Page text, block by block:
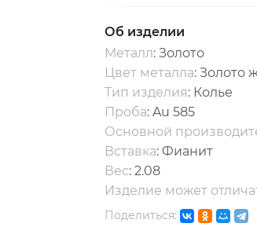
Об изделии
Металл: Золото
Цвет металла: Золото
Тип изделия: Колье
Проба: Au 585
Основной
Вставка: Фианит
Вес: 2.08
Изделие может
Поделиться:
раз в 2
Остались вопросы?
8 800 302-02-51
plait.ru